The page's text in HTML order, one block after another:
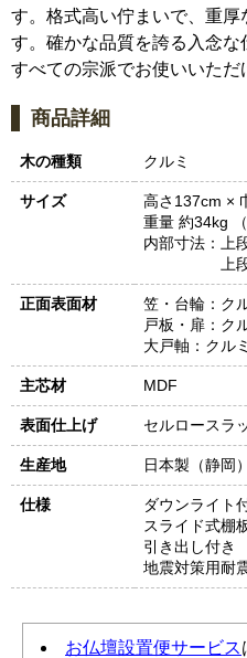
す。格式高い佇まいで、重厚
す。確かな品質を誇る入念な
すべての宗派でお使いいただ
商品詳細
木の種類 クルミ
サイズ
高さ137cm ×
重量 約34kg
内部寸法： 上
上
正面表面材
笠・台輪：ク
戸板・扉：ク
大戸軸：クル
主芯材 MDF
表面仕上げ セルロースラ
生産地 日本製（静岡）
仕様
ダウンライト
スライド式棚
引き出し付き
地震対策用耐
お仏壇設置便サービス